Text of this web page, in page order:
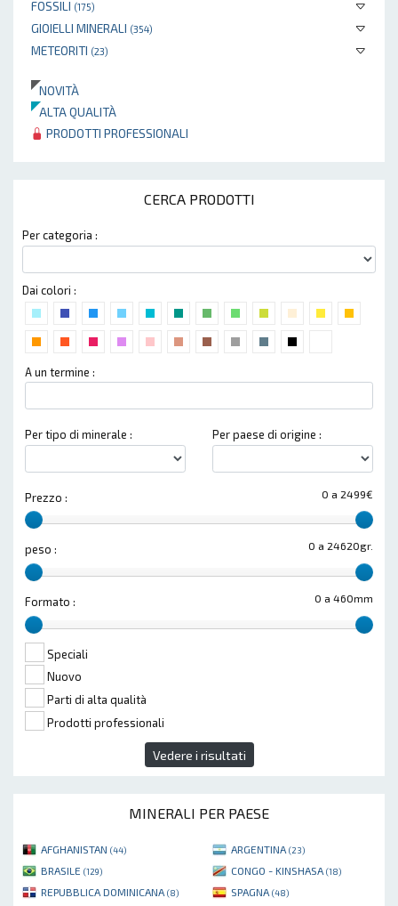
FOSSILI (175)
GIOIELLI MINERALI (354)
METEORITI (23)
NOVITÀ
ALTA QUALITÀ
PRODOTTI PROFESSIONALI
CERCA PRODOTTI
Per categoria :
Dai colori :
A un termine :
Per tipo di minerale : Per paese di origine :
0 a 2499€
Prezzo :
0 a 24620gr.
peso :
0 a 460mm
Formato :
Speciali
Nuovo
Parti di alta qualità
Prodotti professionali
Vedere i risultati
MINERALI PER PAESE
AFGHANISTAN (44) ARGENTINA (23)
BRASILE (129) CONGO - KINSHASA (18)
REPUBBLICA DOMINICANA (8) SPAGNA (48)